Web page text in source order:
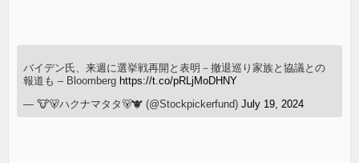
バイデン氏、来週に選挙戦再開と表明－撤退巡り家族と協議との
報道も – Bloomberg https://t.co/pRLjMoDHNY
— 🐮🐻ハクナマタタ🐻🐮 (@Stockpickerfund)July 19, 2024